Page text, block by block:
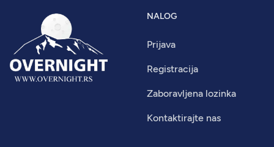
NALOG
Prijava
Registracija
Zaboravljena lozinka
Kontaktirajte nas